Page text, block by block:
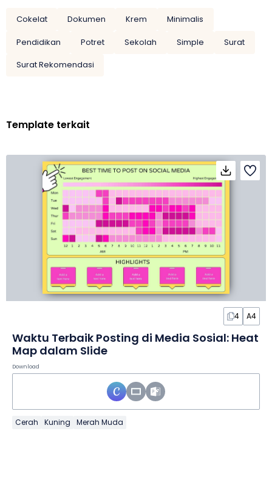
Cokelat Dokumen Krem
Minimalis
Pendidikan
Potret Sekolah Simple
Surat
Surat Rekomendasi
Template terkait
4 A4
Waktu Terbaik Posting di Media Sosial: Heat
Map dalam Slide
Download
Cerah Kuning Merah Muda